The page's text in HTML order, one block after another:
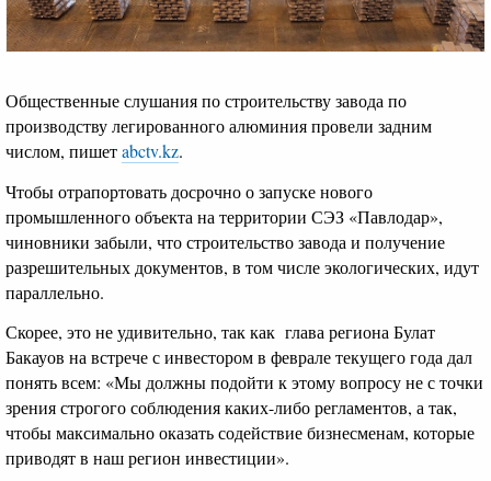
Общественные слушания по строительству завода по
производству легированного алюминия провели задним
числом, пишетabctv.kz.
Чтобы отрапортовать досрочно о запуске нового
промышленного объекта на территории СЭЗ «Павлодар»,
чиновники забыли, что строительство завода и получение
разрешительных документов, в том числе экологических, идут
параллельно.
Скорее, это не удивительно, так как глава региона Булат
Бакауов на встрече с инвестором в феврале текущего года дал
понять всем: «Мы должны подойти к этому вопросу не с точки
зрения строгого соблюдения каких-либо регламентов, а так,
чтобы максимально оказать содействие бизнесменам, которые
приводят в наш регион инвестиции».